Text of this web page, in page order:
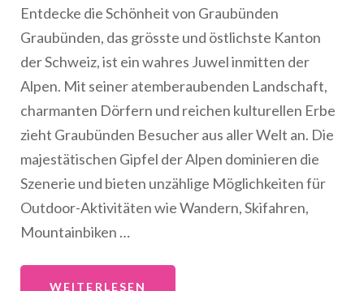
Entdecke die Schönheit von Graubünden
Graubünden, das grösste und östlichste Kanton
der Schweiz, ist ein wahres Juwel inmitten der
Alpen. Mit seiner atemberaubenden Landschaft,
charmanten Dörfern und reichen kulturellen Erbe
zieht Graubünden Besucher aus aller Welt an. Die
majestätischen Gipfel der Alpen dominieren die
Szenerie und bieten unzählige Möglichkeiten für
Outdoor-Aktivitäten wie Wandern, Skifahren,
Mountainbiken …
WEITERLESEN